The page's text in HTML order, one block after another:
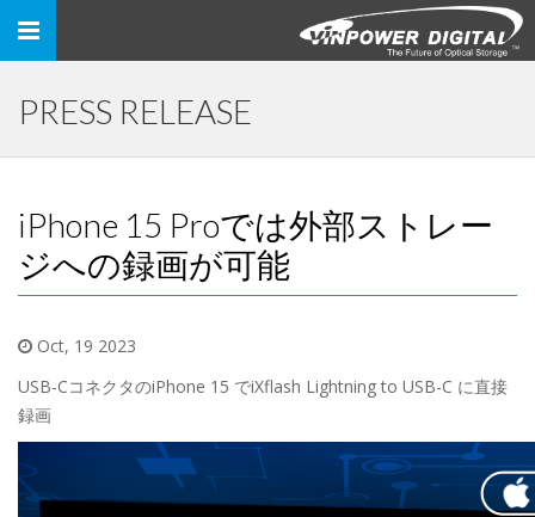
Toggle
PRESS RELEASE
iPhone 15 Proでは外部ストレー
ジへの録画が可能
Oct, 19 2023
USB-CコネクタのiPhone 15 でiXflash Lightning to USB-C に直接
録画